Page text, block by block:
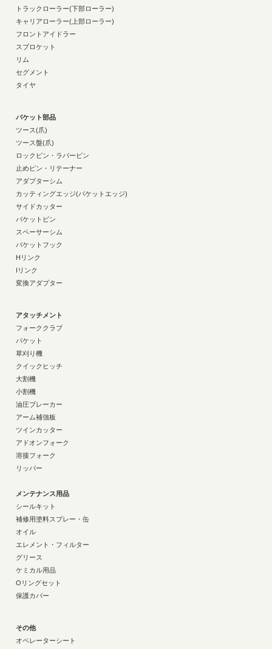
トラックローラー(下部ローラー)
キャリアローラー(上部ローラー)
フロントアイドラー
スプロケット
リム
セグメント
タイヤ
バケット部品
ツース(爪)
ツース盤(爪)
ロックピン・ラバーピン
止めピン・リテーナー
アダプターシム
カッティングエッジ(バケットエッジ)
サイドカッター
バケットピン
スペーサーシム
バケットフック
Hリンク
Iリンク
変換アダプター
アタッチメント
フォーククラブ
バケット
草刈り機
クイックヒッチ
大割機
小割機
油圧ブレーカー
アーム補強板
ツインカッター
アドオンフォーク
溶接フォーク
リッパー
メンテナンス用品
シールキット
補修用塗料スプレー・缶
オイル
エレメント・フィルター
グリース
ケミカル用品
Oリングセット
保護カバー
その他
オペレーターシート